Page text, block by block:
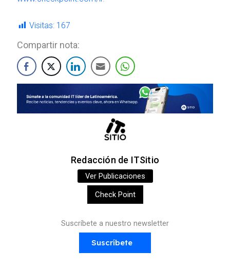
Visitas: 167
Compartir nota:
Redacción de ITSitio
Ver Publicaciones
Check Point
Suscríbete a nuestro newsletter
Suscríbete